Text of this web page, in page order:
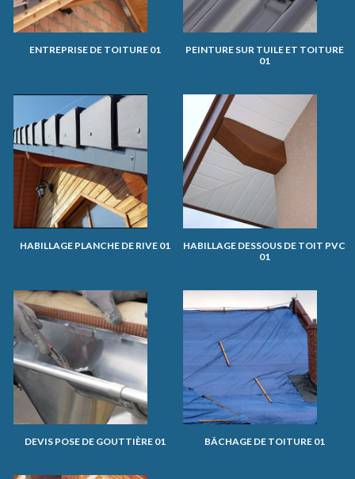
ENTREPRISE DE TOITURE 01
PEINTURE SUR TUILE ET TOITURE
01
HABILLAGE PLANCHE DE RIVE 01
HABILLAGE DESSOUS DE TOIT PVC
01
DEVIS POSE DE GOUTTIÈRE 01 BÂCHAGE DE TOITURE 01